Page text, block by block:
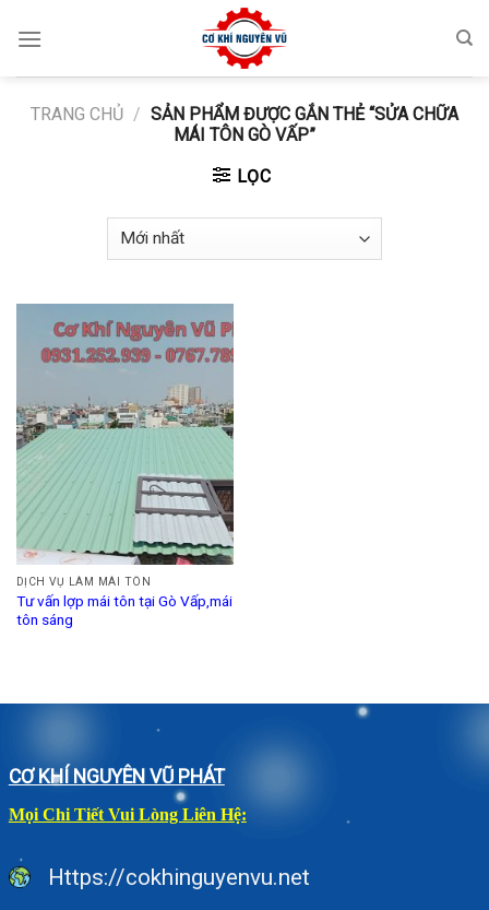
TRANG CHỦ / SẢN PHẨM ĐƯỢC GẮN THẺ “SỬA CHỮA
MÁI TÔN GÒ VẤP”
LỌC
DỊCH VỤ LÀM MÁI TÔN
Tư vấn lợp mái tôn tại Gò Vấp,mái
tôn sáng
CƠ KHÍ NGUYÊN VŨ PHÁT
Mọi Chi Tiết Vui Lòng Liên Hệ:
Https://cokhinguyenvu.net